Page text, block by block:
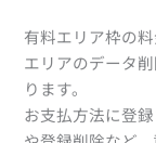
有料エリア枠の
エリアのデータ
ります。
お支払方法に登